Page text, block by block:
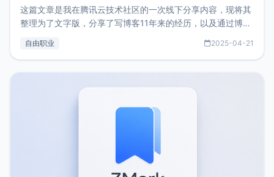
这篇文章是我在腾讯云技术社区的一次线下分享内容，现将其
整理为了文字版，分享了写博客11年来的经历，以及通过博客
了我的首个产品ImgURL的真实数据和产品现状。自我介绍大
自由职业 2025-04-21